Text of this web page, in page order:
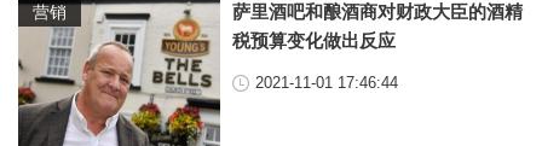
营销
萨里酒吧和酿酒商对财政大臣的酒精
税预算变化做出反应
2021-11-01 17:46:44